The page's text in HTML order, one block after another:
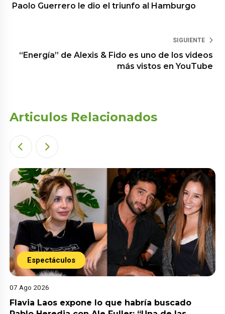
Paolo Guerrero le dio el triunfo al Hamburgo
SIGUIENTE
“Energía” de Alexis & Fido es uno de los videos
más vistos en YouTube
Articulos Relacionados
Espectáculos
07 Ago 2026
Flavia Laos expone lo que habría buscado